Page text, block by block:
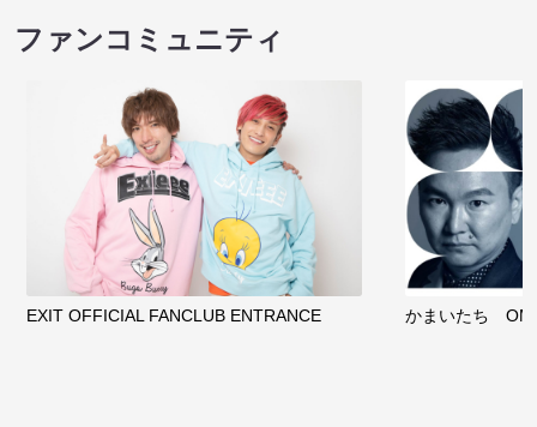
ファンコミュニティ
EXIT OFFICIAL FANCLUB ENTRANCE かまいたち